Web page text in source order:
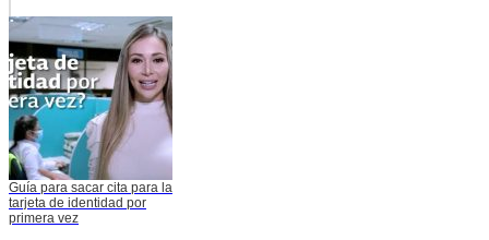
Guía para sacar cita para la
tarjeta de identidad por
primera vez